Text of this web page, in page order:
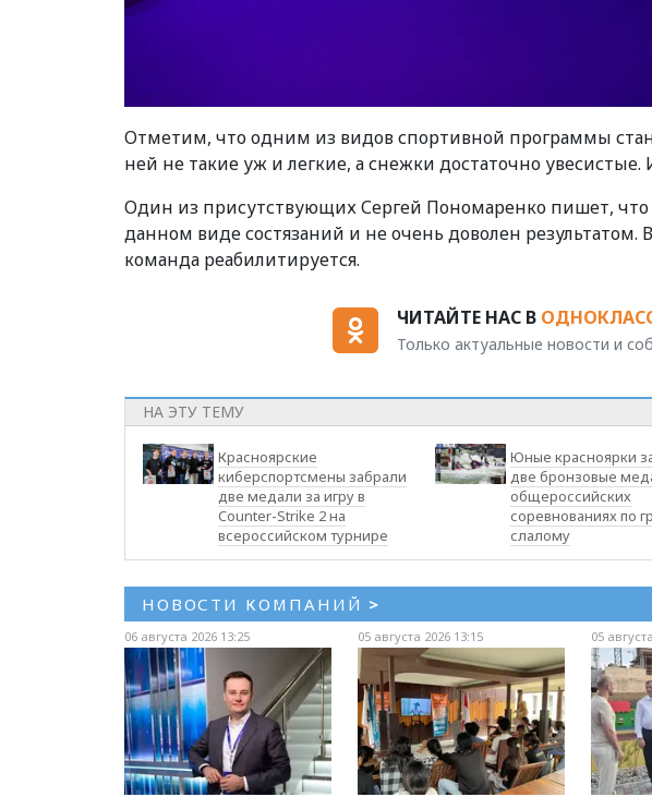
Отметим, что одним из видов спортивной программы
ней не такие уж и легкие, а снежки достаточно
Один из присутствующих Сергей Пономаренко пишет,
данном виде состязаний и не очень доволен результатом.
команда реабилитируется.
ЧИТАЙТЕ НАС В
Только актуальные новости и
НА ЭТУ ТЕМУ
Красноярские
киберспортсмены забрали
две медали за игру в
Counter-Strike 2 на
всероссийском турнире
Юные красноярки
две бронзовые
общероссийских
соревнованиях по
слалому
НОВОСТИ КОМПАНИЙ >
06 августа 2026 13:25 05 августа 2026 13:15 05